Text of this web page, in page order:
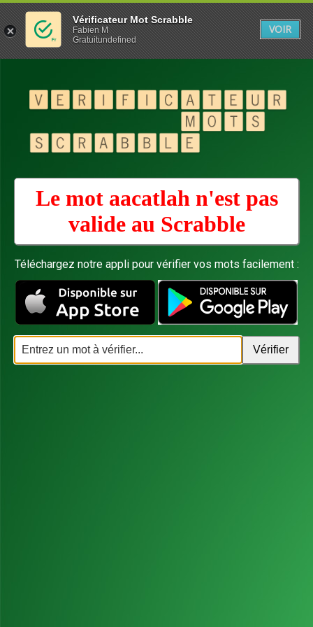
Le mot aacatlah n'est pas
valide au Scrabble
Téléchargez notre appli pour vérifier vos mots facilement :
Vérificateur Mot Scrabble
Fabien M
Gratuitundefined
VOIR